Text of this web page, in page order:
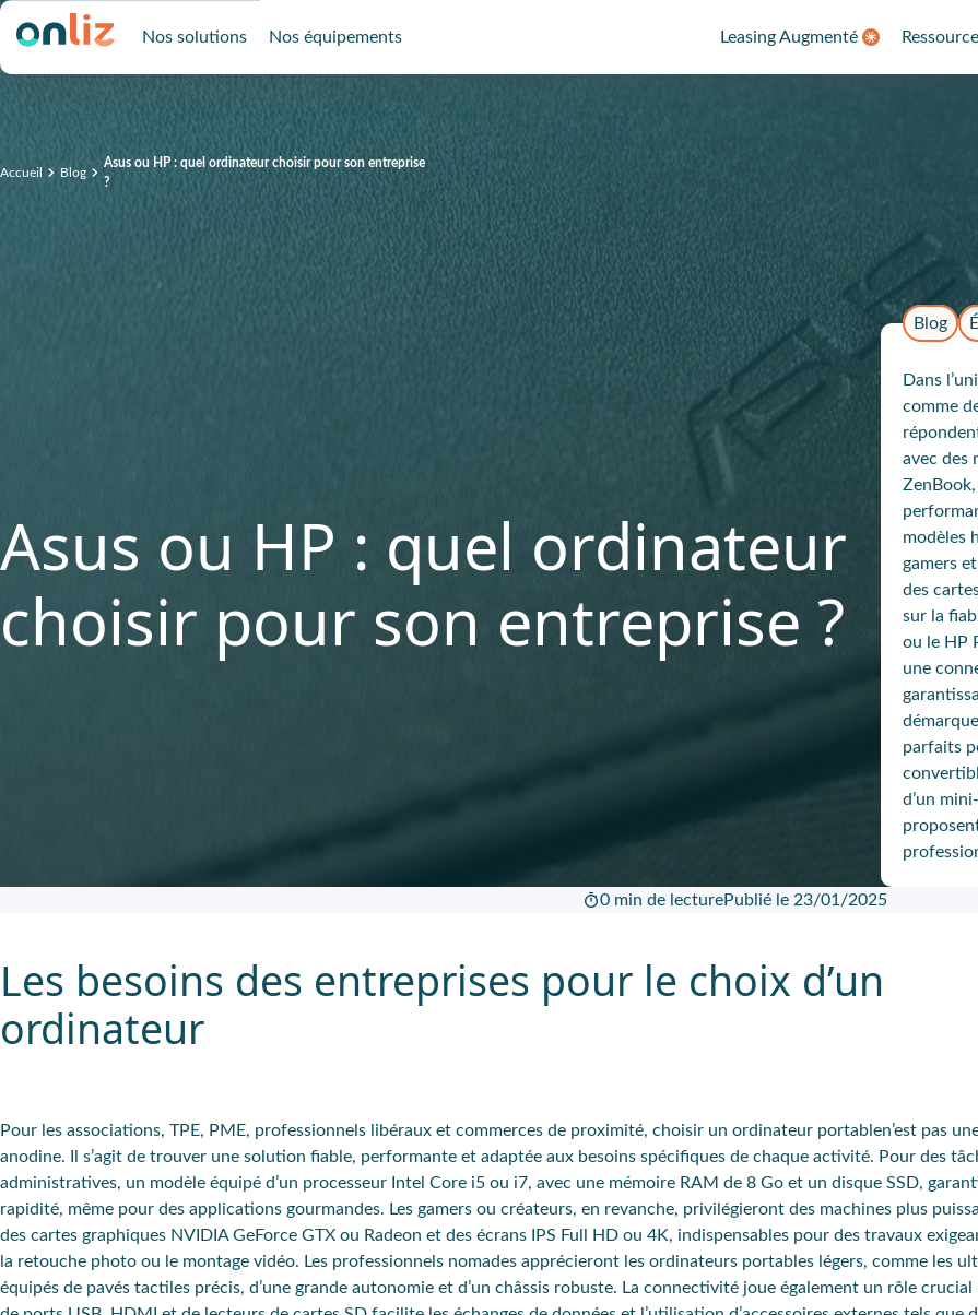
Nos solutions Nos équipements Leasing Augmenté
Accueil Blog
Asus ou HP : quel ordinateur choisir pour son entreprise
?
Asus ou HP : quel ordinateur
choisir pour son entreprise ?
Blog
Dans
comme
avec des
ZenBook
modèles
gamers
des
sur la
ou le HP
une
parfaits
d’un
0 min de lecturePublié le 23/01/2025
Les besoins des entreprises pour le choix d’un
ordinateur
Pour les associations, TPE, PME, professionnels libéraux et commerces de proximité, choisir un ordinateur portablen’est pas
anodine. Il s’agit de trouver une solution fiable, performante et adaptée aux besoins spécifiques de chaque activité. Pour des
administratives, un modèle équipé d’un processeur Intel Core i5 ou i7, avec une mémoire RAM de 8 Go et un disque SSD,
rapidité, même pour des applications gourmandes. Les gamers ou créateurs, en revanche, privilégieront des machines plus
des cartes graphiques NVIDIA GeForce GTX ou Radeon et des écrans IPS Full HD ou 4K, indispensables pour des travaux
la retouche photo ou le montage vidéo. Les professionnels nomades apprécieront les ordinateurs portables légers, comme les
équipés de pavés tactiles précis, d’une grande autonomie et d’un châssis robuste. La connectivité joue également un rôle crucial